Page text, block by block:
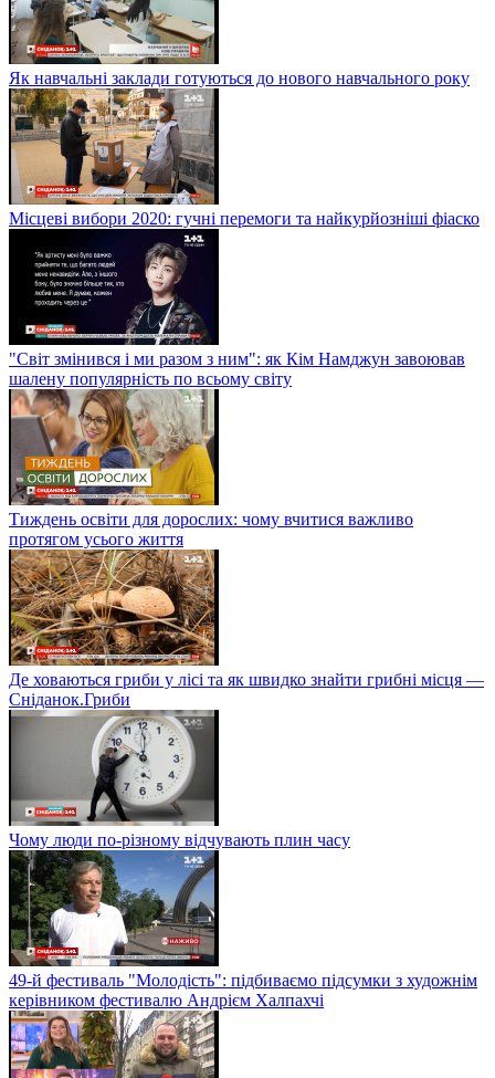
Як навчальні заклади готуються до нового навчального року
Місцеві вибори 2020: гучні перемоги та найкурйозніші фіаско
"Світ змінився і ми разом з ним": як Кім Намджун завоював
шалену популярність по всьому світу
Тиждень освіти для дорослих: чому вчитися важливо
протягом усього життя
Де ховаються гриби у лісі та як швидко знайти грибні місця —
Сніданок.Гриби
Чому люди по-різному відчувають плин часу
49-й фестиваль "Молодість": підбиваємо підсумки з художнім
керівником фестивалю Андрієм Халпахчі